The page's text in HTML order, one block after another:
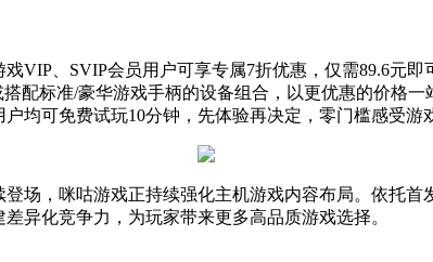
VIP、SVIP会员用户可享专属7折优惠，仅需89.6元
配标准/豪华游戏手柄的设备组合，以更优惠的价格
均可免费试玩10分钟，先体验再决定，零门槛感受游
场，咪咕游戏正持续强化主机游戏内容布局。依托
异化竞争力，为玩家带来更多高品质游戏选择。